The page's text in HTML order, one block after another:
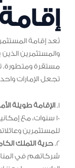
تُعد إقامة
والمستثمرين
مستقرة ومتطورة.
تجعل الإمارات
1. الإقامة طويلة
10 سنوات، مع
للمستثمرين
2. حرية التملك
شركاتهم في